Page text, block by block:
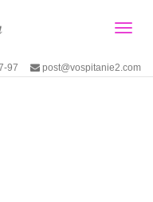
97 post@vospitanie2.com